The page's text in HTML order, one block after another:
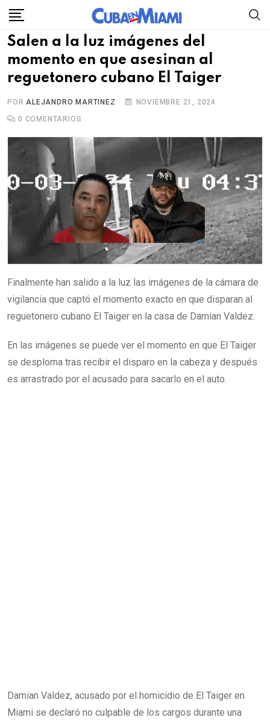
Skip
content
Salen a la luz imágenes del
momento en que asesinan al
reguetonero cubano El Taiger
PORALEJANDRO MARTINEZ
NOVIEMBRE 21, 2024
0 COMENTARIOS
Finalmente han salido a la luz las imágenes de la cámara de
vigilancia que captó el momento exacto en que disparan al
reguetonero cubano El Taiger en la casa de Damian Valdez.
En las imágenes se puede ver el momento en que El Taiger
se desploma tras recibir el disparo en la cabeza y después
es arrastrado por el acusado para sacarlo en el auto.
Damian Valdez, acusado por el homicidio de El Taiger en
Miami se declaró no culpable de los cargos durante una